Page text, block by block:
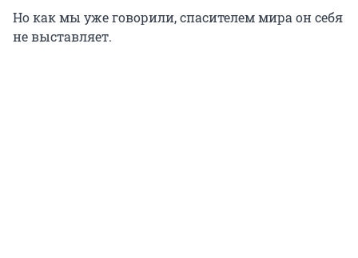
Но как мы уже говорили, спасителем мира он себя
не выставляет.